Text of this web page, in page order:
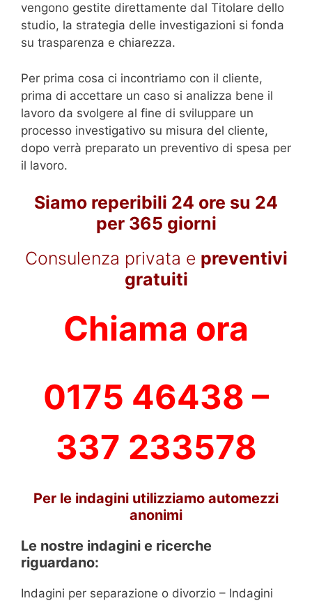
vengono gestite direttamente dal Titolare dello
studio, la strategia delle investigazioni si fonda
su trasparenza e chiarezza.
Per prima cosa ci incontriamo con il cliente,
prima di accettare un caso si analizza bene il
lavoro da svolgere al fine di sviluppare un
processo investigativo su misura del cliente,
dopo verrà preparato un preventivo di spesa per
il lavoro.
Siamo reperibili 24 ore su 24
per 365 giorni
Consulenza privata e preventivi
gratuiti
Chiama ora
0175 46438 –
337 233578
Per le indagini utilizziamo automezzi
anonimi
Le nostre indagini e ricerche
riguardano:
Indagini per separazione o divorzio – Indagini